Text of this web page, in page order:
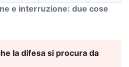
e interruzione: due cose
la difesa si procura da